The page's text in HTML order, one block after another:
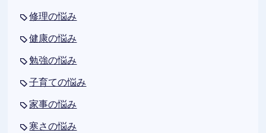
修理の悩み
健康の悩み
勉強の悩み
子育ての悩み
家事の悩み
寒さの悩み